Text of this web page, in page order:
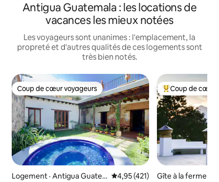
Antigua Guatemala : les locations de
vacances les mieux notées
Les voyageurs sont unanimes : l'emplacement, la
propreté et d'autres qualités de ces logements sont
très bien notés.
Coup de cœur voyageurs
Coup de cœur voyageurs
Logement · Antigua Guate
Note moyenne de 4,95 sur 5,
4,95 (421)
Coup de cœur
Coup de cœur
Gîte à la ferme ·